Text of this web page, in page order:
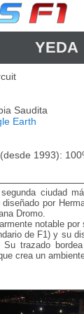
YEDA
Saudita
Earth
1993):
ciudad
por
Dromo.
notable
de F1) y su
trazado
crea un